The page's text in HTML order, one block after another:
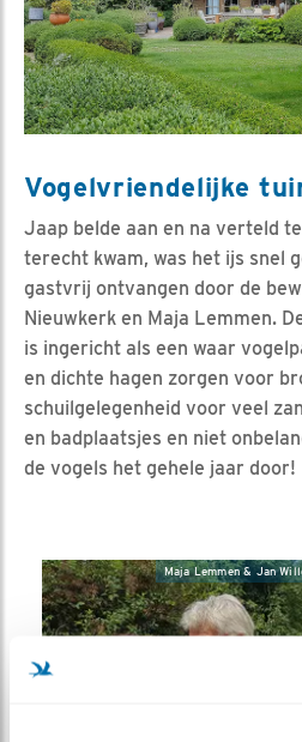
Vogelvriendelijke
Jaap belde aan en na verteld
terecht kwam, was het ijs snel
gastvrij ontvangen door de
Nieuwkerk en Maja Lemmen.
is ingericht als een waar
en dichte hagen zorgen voor
schuilgelegenheid voor veel
en badplaatsjes en niet
de vogels het gehele jaar door!
Maja Lemmen & Jan